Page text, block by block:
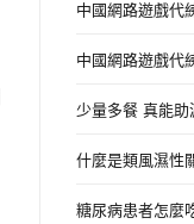
中國網路遊戲代
中國網路遊戲代
少量多餐 真能助
什麼是類風濕性
糖尿病患者怎麼